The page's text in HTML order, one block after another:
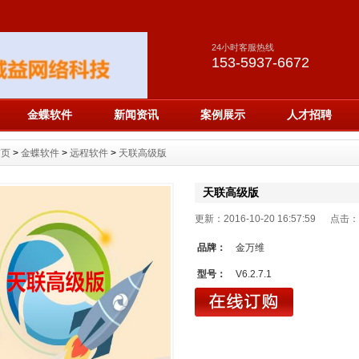
24小时客服热线
153-5937-6672
金蝶软件 新闻资讯 案例展示 人才招聘
> 金蝶软件 > 远程软件 > 天联高级版
天联高级版
更新：2016-10-20 16:57:59 点击：
品牌： 金万维
型号： V6.2.7.1